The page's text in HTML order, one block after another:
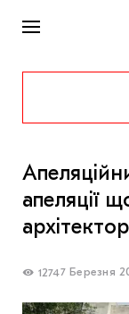
апеляції
12747 Березня